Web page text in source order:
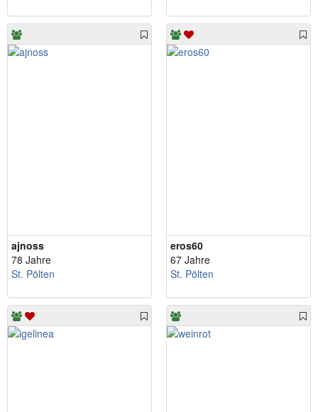
ajnoss
78 Jahre
St. Pölten
eros60
67 Jahre
St. Pölten